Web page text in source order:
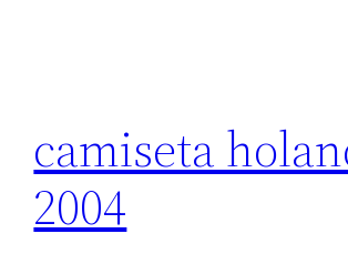
camiseta
2004